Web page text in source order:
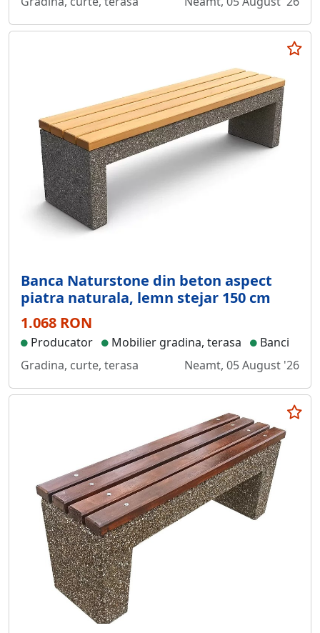
Banca Naturstone din beton aspect
piatra naturala, lemn stejar 150 cm
1.068 RON
Producator Mobilier gradina, terasa
Banci
Gradina, curte, terasa
Neamt, 05 August '26